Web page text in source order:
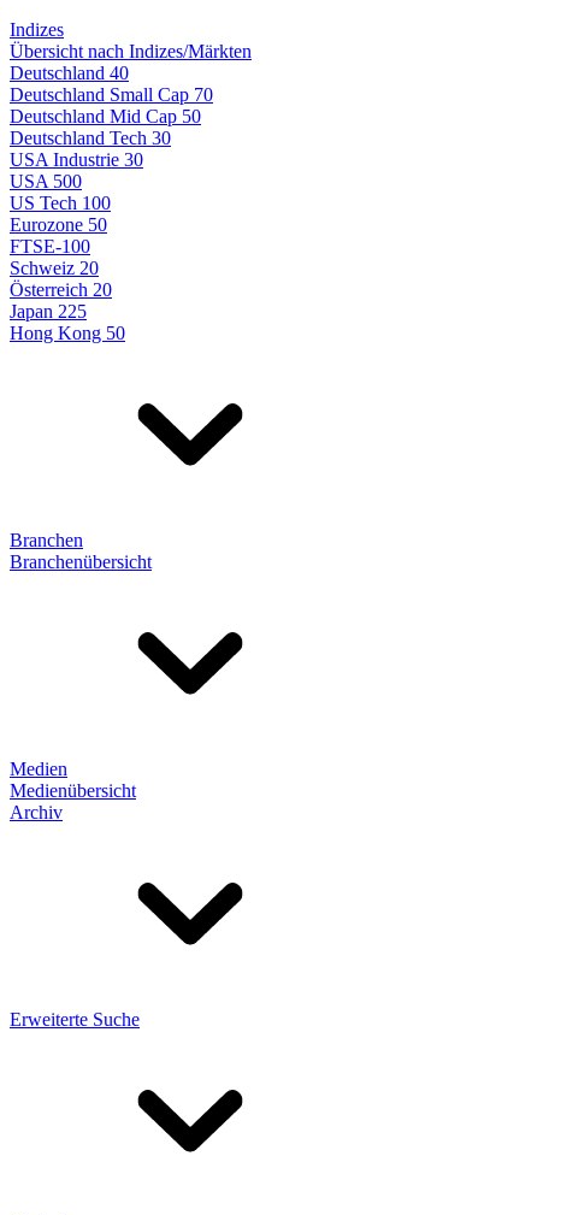
Indizes
Übersicht nach Indizes/Märkten
Deutschland 40
Deutschland Small Cap 70
Deutschland Mid Cap 50
Deutschland Tech 30
USA Industrie 30
USA 500
US Tech 100
Eurozone 50
FTSE-100
Schweiz 20
Österreich 20
Japan 225
Hong Kong 50
Branchen
Branchenübersicht
Medien
Medienübersicht
Archiv
Erweiterte Suche